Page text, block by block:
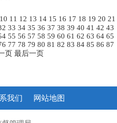
10 11 12 13 14 15 16 17 18 19 20 21
33 34 35 36 37 38 39 40 41 42 43
55 56 57 58 59 60 61 62 63 64 65
77 78 79 80 81 82 83 84 85 86 87
页 最后一页
我们 网站地图